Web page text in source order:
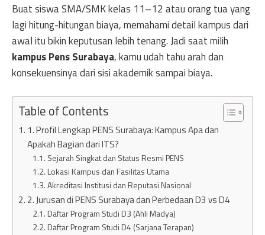
Buat siswa SMA/SMK kelas 11–12 atau orang tua yang
lagi hitung-hitungan biaya, memahami detail kampus dari
awal itu bikin keputusan lebih tenang. Jadi saat milih
kampus Pens Surabaya, kamu udah tahu arah dan
konsekuensinya dari sisi akademik sampai biaya.
Table of Contents
1. Profil Lengkap PENS Surabaya: Kampus Apa dan
Apakah Bagian dari ITS?
Sejarah Singkat dan Status Resmi PENS
Lokasi Kampus dan Fasilitas Utama
Akreditasi Institusi dan Reputasi Nasional
2. Jurusan di PENS Surabaya dan Perbedaan D3 vs D4
Daftar Program Studi D3 (Ahli Madya)
Daftar Program Studi D4 (Sarjana Terapan)